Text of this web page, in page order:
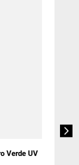
Verde UV